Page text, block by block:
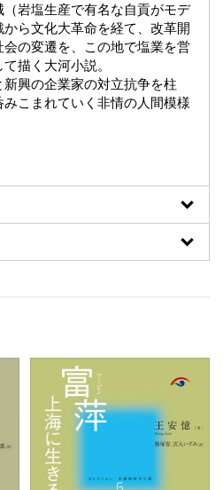
岩塩生産で有名な自貢がモデ
ら文化大革命を経て、改革開
の変遷を、この地で塩業を営
描く大河小説。
興の企業家の対立抗争を柱
こまれていく非情の人間模様